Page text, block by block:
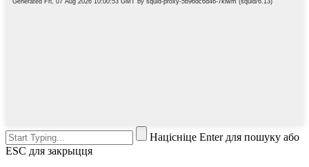
Націсніце Enter для пошуку або
ESC для закрыцця